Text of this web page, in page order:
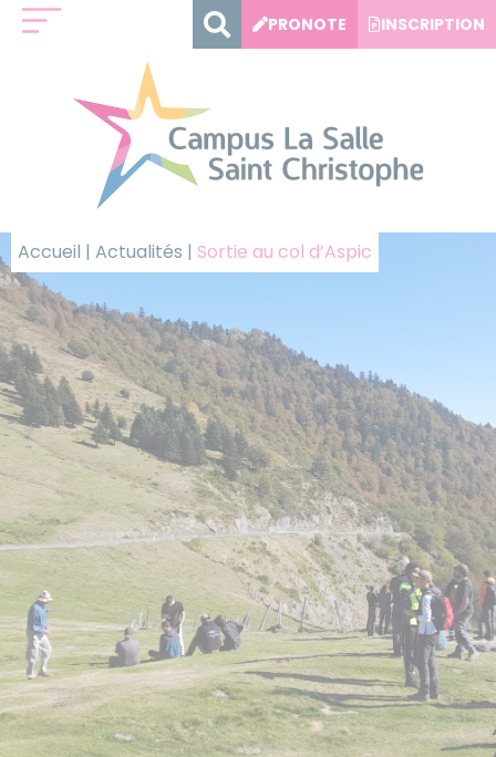
PRONOTE INSCRIPTION
Accueil | Actualités | Sortie au col d’Aspic
Panneau de gestion des cookies